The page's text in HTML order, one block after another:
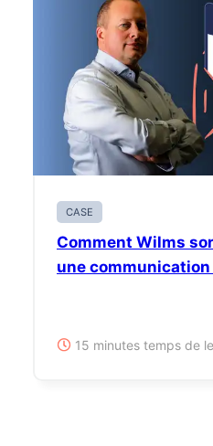
CASE
Comment Wilms
une
15 minutes temps de